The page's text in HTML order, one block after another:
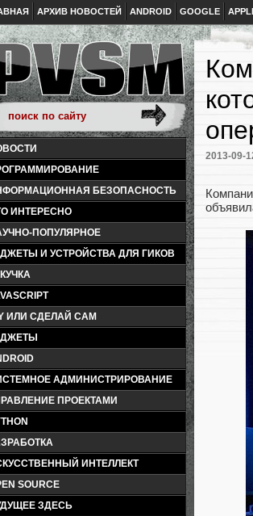
АРХИВ НОВОСТЕЙ ANDROID GOOGLE
БЕЗОПАСНОСТЬ
ИНТЕРЕСНО
ПОПУЛЯРНОЕ
И УСТРОЙСТВА ДЛЯ ГИКОВ
ИЛИ СДЕЛАЙ САМ
АДМИНИСТРИРОВАНИЕ
ПРОЕКТАМИ
ИНТЕЛЛЕКТ
SOURCE
ЗДЕСЬ
2013-09-